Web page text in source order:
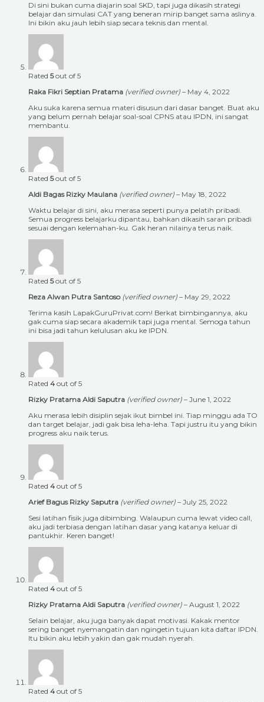
Di sini bukan cuma diajarin soal SKD, tapi juga dikasih strategi
belajar dan simulasi CAT yang beneran mirip banget sama aslinya.
Ini bikin aku jauh lebih siap secara teknis dan mental.
Rated 5out of 5
Raka Fikri Septian Pratama (verified owner) – May 4, 2022
Aku suka karena semua materi disusun dari dasar banget. Buat aku
yang belum pernah belajar soal-soal CPNS atau IPDN, ini sangat
membantu.
Rated 5out of 5
Aldi Bagas Rizky Maulana (verified owner) – May 18, 2022
Waktu belajar di sini, aku merasa seperti punya pelatih pribadi.
Semua progress belajarku dipantau, bahkan dikasih saran pribadi
sesuai dengan kelemahan-ku. Gak heran nilainya terus naik.
Rated 5out of 5
Reza Alwan Putra Santoso (verified owner) – May 29, 2022
Terima kasih LapakGuruPrivat.com! Berkat bimbingannya, aku
gak cuma siap secara akademik tapi juga mental. Semoga tahun
ini bisa jadi tahun kelulusan aku ke IPDN.
Rated 4 out of 5
Rizky Pratama Aldi Saputra (verified owner) – June 1, 2022
Aku merasa lebih disiplin sejak ikut bimbel ini. Tiap minggu ada TO
dan target belajar, jadi gak bisa leha-leha. Tapi justru itu yang bikin
progress aku naik terus.
Rated 4 out of 5
Arief Bagus Rizky Saputra (verified owner) – July 25, 2022
Sesi latihan fisik juga dibimbing. Walaupun cuma lewat video call,
aku jadi terbiasa dengan latihan dasar yang katanya keluar di
pantukhir. Keren banget!
Rated 4 out of 5
Rizky Pratama Aldi Saputra (verified owner) – August 1, 2022
Selain belajar, aku juga banyak dapat motivasi. Kakak mentor
sering banget nyemangatin dan ngingetin tujuan kita daftar IPDN.
Itu bikin aku lebih yakin dan gak mudah nyerah.
Rated 4 out of 5